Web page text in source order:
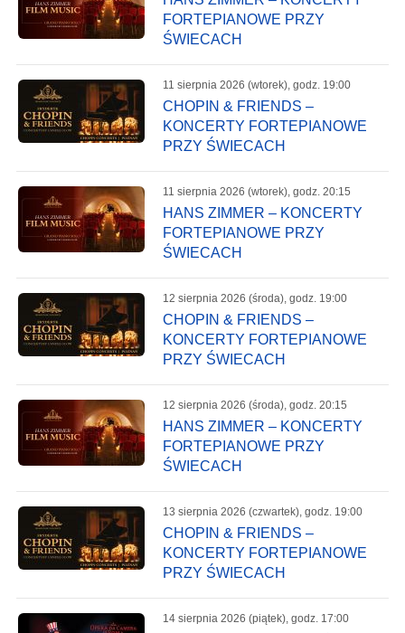
FORTEPIANOWE PRZY
ŚWIECACH
11 sierpnia 2026 (wtorek), godz. 19:00
CHOPIN & FRIENDS –
KONCERTY FORTEPIANOWE
PRZY ŚWIECACH
11 sierpnia 2026 (wtorek), godz. 20:15
HANS ZIMMER – KONCERTY
FORTEPIANOWE PRZY
ŚWIECACH
12 sierpnia 2026 (środa), godz. 19:00
CHOPIN & FRIENDS –
KONCERTY FORTEPIANOWE
PRZY ŚWIECACH
12 sierpnia 2026 (środa), godz. 20:15
HANS ZIMMER – KONCERTY
FORTEPIANOWE PRZY
ŚWIECACH
13 sierpnia 2026 (czwartek), godz. 19:00
CHOPIN & FRIENDS –
KONCERTY FORTEPIANOWE
PRZY ŚWIECACH
14 sierpnia 2026 (piątek), godz. 17:00